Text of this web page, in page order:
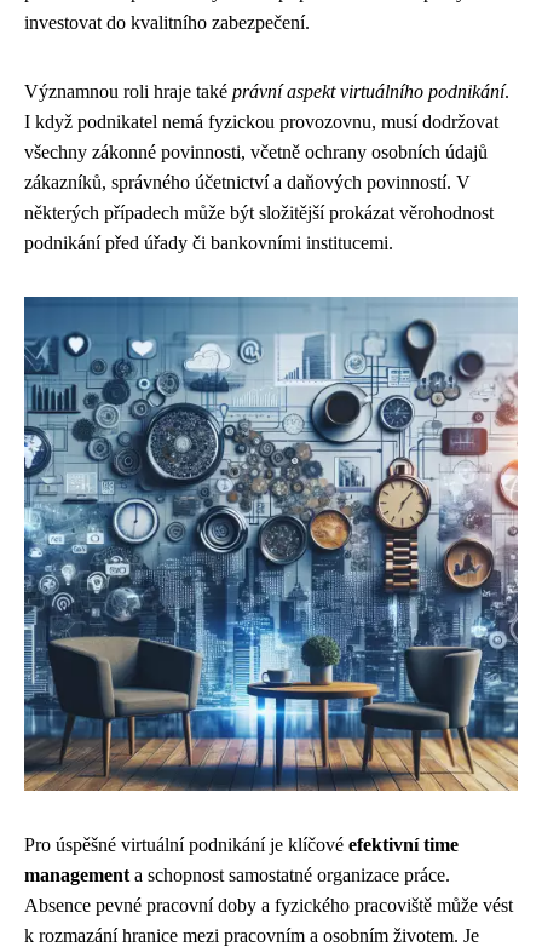
investovat do kvalitního zabezpečení.
Významnou roli hraje také právní aspekt virtuálního podnikání.
I když podnikatel nemá fyzickou provozovnu, musí dodržovat
všechny zákonné povinnosti, včetně ochrany osobních údajů
zákazníků, správného účetnictví a daňových povinností. V
některých případech může být složitější prokázat věrohodnost
podnikání před úřady či bankovními institucemi.
Pro úspěšné virtuální podnikání je klíčové efektivní time
management a schopnost samostatné organizace práce.
Absence pevné pracovní doby a fyzického pracoviště může vést
k rozmazání hranice mezi pracovním a osobním životem. Je